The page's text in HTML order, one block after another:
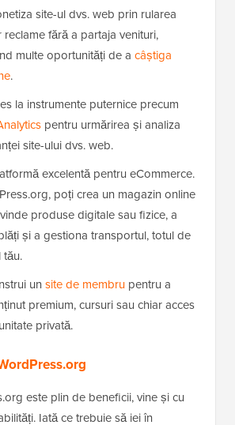
site-ul dvs. web prin rularea
fără a partaja venituri,
multe oportunități de a câștiga
.
la instrumente puternice precum
pentru urmărirea și analiza
site-ului dvs. web.
excelentă pentru eCommerce.
poți crea un magazin online
produse digitale sau fizice, a
și a gestiona transportul, totul de
tău.
un site de membru pentru a
premium, cursuri sau chiar acces
privată.
este plin de beneficii, vine și cu
Iată ce trebuie să iei în